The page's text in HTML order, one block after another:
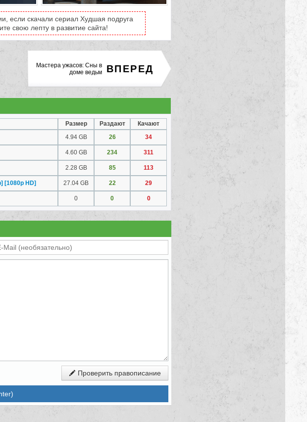
если скачали сериал Худшая подруга
свою лепту в развитие сайта!
ВПЕРЕД
Мастера ужасов: Сны в
доме ведьм
Размер Раздают
Качают
4.94 GB 26 34
4.60 GB 234 311
2.28 GB 85 113
[1080p HD] 27.04 GB 22 29
0 0 0
Проверить правописание